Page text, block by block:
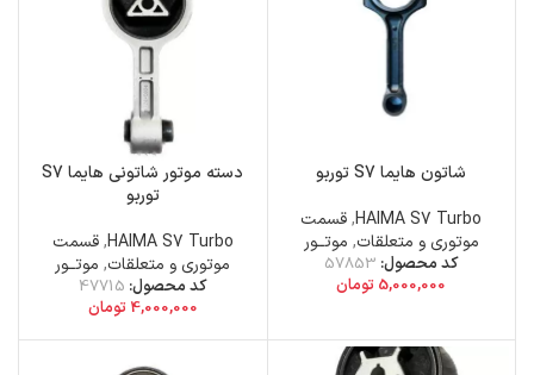
شاتون هایما S7 توربو
HAIMA S7 Turbo
,قسمت
موتوری و متعلقات, موتــور
کد محصول: 57853
5,000,000 تومان
دسته موتور شاتونی هایما S7
توربو
HAIMA S7 Turbo
,قسمت
موتوری و متعلقات, موتــور
کد محصول: 47715
4,000,000 تومان